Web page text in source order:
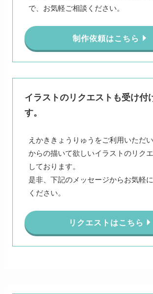
で、お気軽ご相談ください。
制作依頼はこちら
イラストのリクエストも受け付
す。
えかききょうりゅうをご利用いただ
からの描いて欲しいイラストのリク
しております。
是非、下記のメッセージからお気軽
ください。
リクエストはこちら